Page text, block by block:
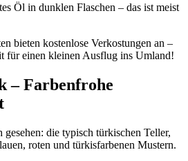
Öl in dunklen Flaschen – das ist meist
bieten kostenlose Verkostungen an –
für einen kleinen Ausflug ins Umland!
– Farbenfrohe
gesehen: die typisch türkischen Teller,
roten und türkisfarbenen Mustern.